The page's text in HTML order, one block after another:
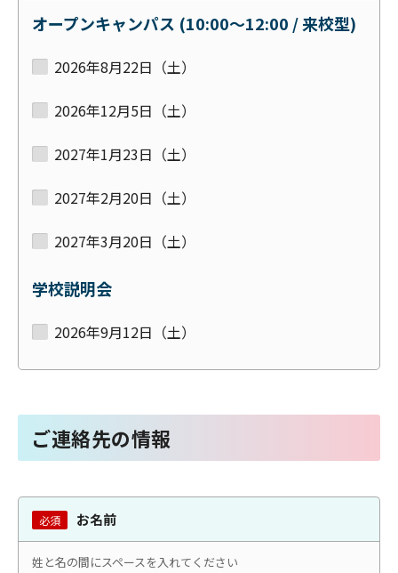
オープンキャンパス (10:00〜12:00 / 来校型)
2026年8月22日（土）
2026年12月5日（土）
2027年1月23日（土）
2027年2月20日（土）
2027年3月20日（土）
学校説明会
2026年9月12日（土）
ご連絡先の情報
必須 お名前
姓と名の間にスペースを入れてください